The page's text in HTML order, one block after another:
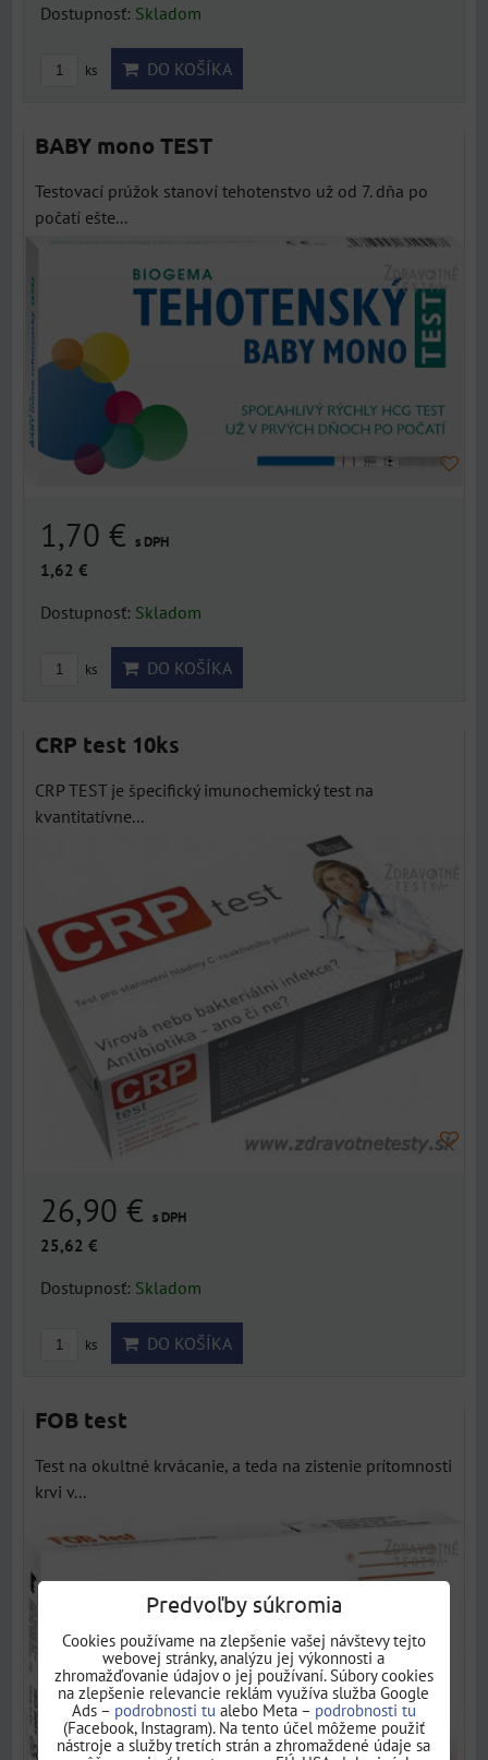
Dostupnosť: Skladom
ks DO KOŠÍKA
BABY mono TEST
Testovací prúžok stanoví tehotenstvo už od 7. dňa po
počatí ešte...
1,70 € s DPH
1,62 €
Dostupnosť: Skladom
ks DO KOŠÍKA
CRP test 10ks
CRP TEST je špecifický imunochemický test na
kvantitatívne...
26,90 € s DPH
25,62 €
Dostupnosť: Skladom
ks DO KOŠÍKA
FOB test
Test na okultné krvácanie, a teda na zistenie prítomnosti
krvi v...
Predvoľby súkromia
Cookies používame na zlepšenie vašej návštevy tejto
webovej stránky, analýzu jej výkonnosti a
zhromažďovanie údajov o jej používaní. Súbory cookies
na zlepšenie relevancie reklám využíva služba Google
Ads – podrobnosti tu alebo Meta – podrobnosti tu
(Facebook, Instagram). Na tento účel môžeme použiť
nástroje a služby tretích strán a zhromaždené údaje sa